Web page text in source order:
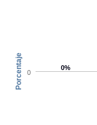
Porcentaje 0%
0